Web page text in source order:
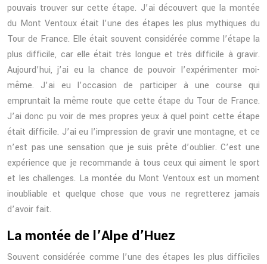
pouvais trouver sur cette étape. J’ai découvert que la montée
du Mont Ventoux était l’une des étapes les plus mythiques du
Tour de France. Elle était souvent considérée comme l’étape la
plus difficile, car elle était très longue et très difficile à gravir.
Aujourd’hui, j’ai eu la chance de pouvoir l’expérimenter moi-
même. J’ai eu l’occasion de participer à une course qui
empruntait la même route que cette étape du Tour de France.
J’ai donc pu voir de mes propres yeux à quel point cette étape
était difficile. J’ai eu l’impression de gravir une montagne, et ce
n’est pas une sensation que je suis prête d’oublier. C’est une
expérience que je recommande à tous ceux qui aiment le sport
et les challenges. La montée du Mont Ventoux est un moment
inoubliable et quelque chose que vous ne regretterez jamais
d’avoir fait.
La montée de l’Alpe d’Huez
Souvent considérée comme l’une des étapes les plus difficiles